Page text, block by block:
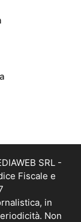
SRL -
Fiscale e
in
Non